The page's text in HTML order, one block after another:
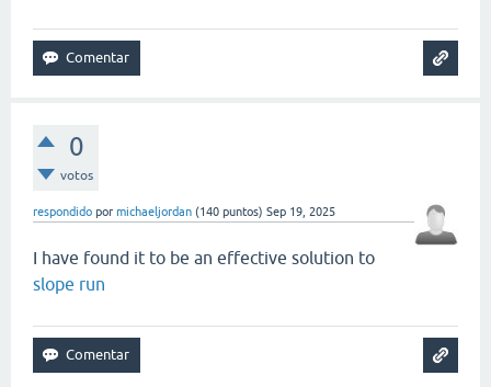
0
votos
respondido por michaeljordan (140 puntos) Sep 19, 2025
I have found it to be an effective solution to
slope run